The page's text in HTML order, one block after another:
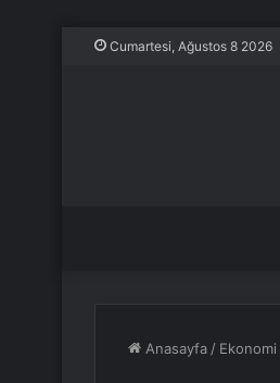
Cumartesi, Ağustos 8 2026
Anasayfa / Ekonomi